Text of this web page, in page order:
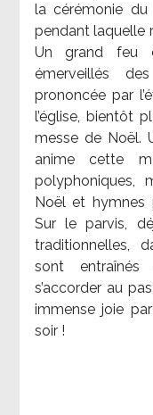
la cérémonie du
pendant laquelle
Un grand feu
émerveillés
prononcée par
l’église, bientôt
messe de Noël.
anime cette
polyphoniques,
Noël et hymnes
Sur le parvis,
traditionnelles,
sont
s’accorder au
immense joie
soir !